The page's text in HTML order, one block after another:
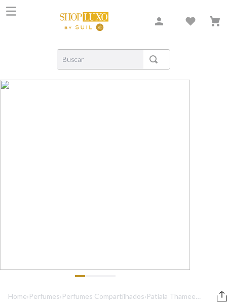
Buscar
Home›Perfumes›Perfumes Compartilhados›Patiala Thameen